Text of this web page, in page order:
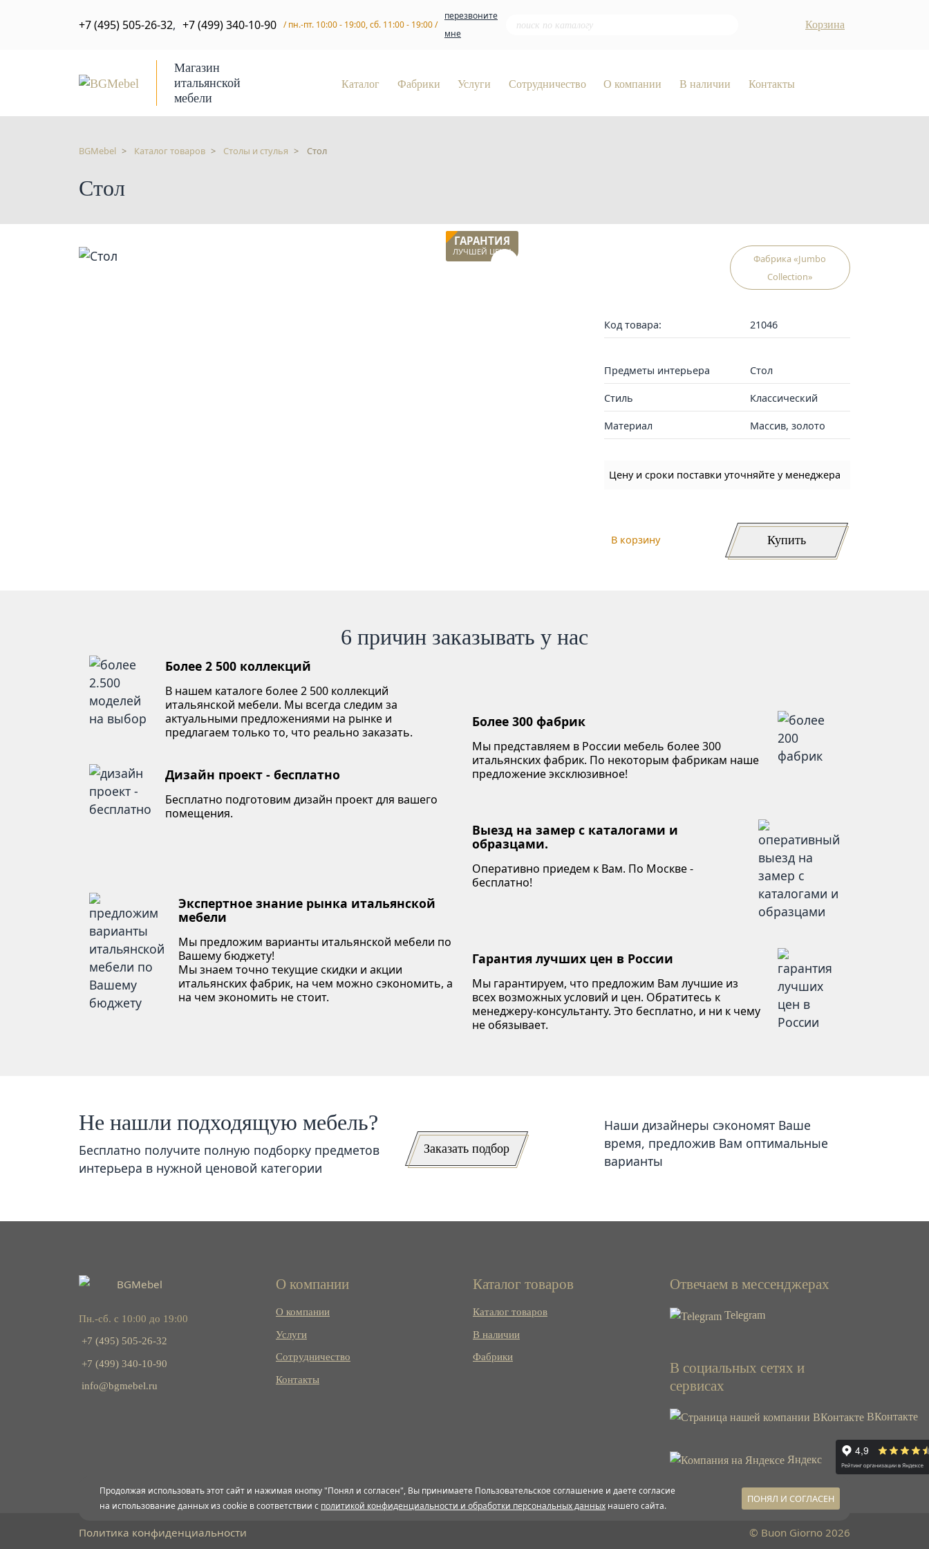
+7 (495) 505-26-32, +7 (499) 340-10-90 / пн.-пт. 10:00 - 19:00, сб. 11:00 - 19:00 /
перезвоните
мне
Корзина
Магазин
итальянской
мебели
Каталог Фабрики Услуги Сотрудничество О компании В наличии Контакты
BGMebel Каталог товаров Столы и стулья Стол
Стол
ГАРАНТИЯ
ЛУЧШЕЙ ЦЕНЫ
Фабрика «Jumbo
Collection»
Код товара: 21046
Предметы интерьера Стол
Стиль Классический
Материал Массив, золото
Цену и сроки поставки уточняйте у менеджера
В корзину Купить
6 причин заказывать у нас
Более 2 500 коллекций
В нашем каталоге более 2 500 коллекций
итальянской мебели. Мы всегда следим за
актуальными предложениями на рынке и
предлагаем только то, что реально заказать.
Более 300 фабрик
Мы представляем в России мебель более 300
итальянских фабрик. По некоторым фабрикам наше
предложение эксклюзивное!
Дизайн проект - бесплатно
Бесплатно подготовим дизайн проект для вашего
помещения.
Выезд на замер с каталогами и
образцами.
Оперативно приедем к Вам. По Москве -
бесплатно!
Экспертное знание рынка итальянской
мебели
Мы предложим варианты итальянской мебели по
Вашему бюджету!
Мы знаем точно текущие скидки и акции
итальянских фабрик, на чем можно сэкономить, а
на чем экономить не стоит.
Гарантия лучших цен в России
Мы гарантируем, что предложим Вам лучшие из
всех возможных условий и цен. Обратитесь к
менеджеру-консультанту. Это бесплатно, и ни к чему
не обязывает.
Не нашли подходящую мебель?
Бесплатно получите полную подборку предметов
интерьера в нужной ценовой категории
Заказать подбор
Наши дизайнеры сэкономят Ваше
время, предложив Вам оптимальные
варианты
Пн.-сб. с 10:00 до 19:00
+7 (495) 505-26-32
+7 (499) 340-10-90
info@bgmebel.ru
О компании
О компании
Услуги
Сотрудничество
Контакты
Каталог товаров
Каталог товаров
В наличии
Фабрики
Отвечаем в мессенджерах
Telegram
В социальных сетях и
сервисах
ВКонтакте
Яндекс
Политика конфиденциальности © Buon Giorno 2026
Продолжая использовать этот сайт и нажимая кнопку "Понял и согласен", Вы принимаете Пользовательское соглашение и даете согласие
на использование данных из cookie в соответствии с политикой конфиденциальности и обработки персональных данных нашего сайта.
ПОНЯЛ И СОГЛАСЕН